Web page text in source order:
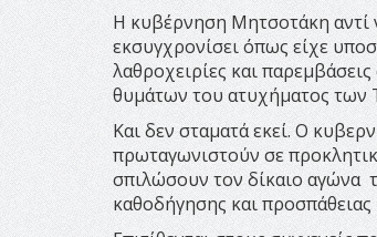
Η κυβέρνηση Μητσοτάκη αντί
εκσυγχρονίσει όπως είχε
λαθροχειρίες και
θυμάτων του ατυχήματος των
Και δεν σταματά εκεί. Ο
πρωταγωνιστούν σε
σπιλώσουν τον δίκαιο αγώνα
καθοδήγησης και